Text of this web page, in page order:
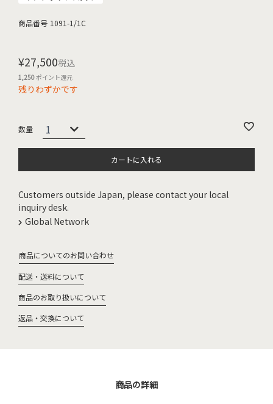
商品番号 1091-1/1C
¥27,500税込
1,250ポイント還元
残りわずかです
カートに入れる
Customers outside Japan, please contact your local
inquiry desk.
Global Network
商品についてのお問い合わせ
配送・送料について
商品のお取り扱いについて
返品・交換について
商品の詳細